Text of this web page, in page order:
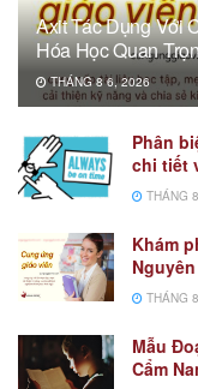
Axit Tác Dụng Với
Hóa Học Quan
THÁNG 8 6, 2026
Phân
chi tiết
THÁNG
Khám
THÁNG
Mẫu
Cẩm